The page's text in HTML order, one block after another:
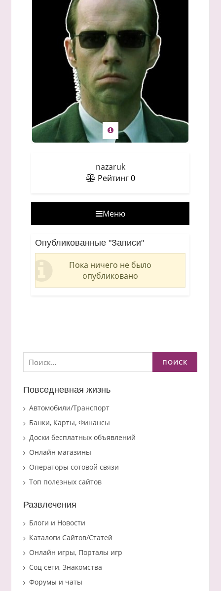
nazaruk
Рейтинг0
Меню
Опубликованные "Записи"
Пока ничего не было
опубликовано
Найти:
Повседневная жизнь
Автомобили/Транспорт
Банки, Карты, Финансы
Доски бесплатных объявлений
Онлайн магазины
Операторы сотовой связи
Топ полезных сайтов
Развлечения
Блоги и Новости
Каталоги Сайтов/Статей
Онлайн игры, Порталы игр
Соц сети, Знакомства
Форумы и чаты